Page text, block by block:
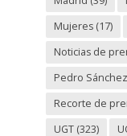
Mujeres(17)
Noticias de
Pedro Sánchez
Recorte de
UGT(323)